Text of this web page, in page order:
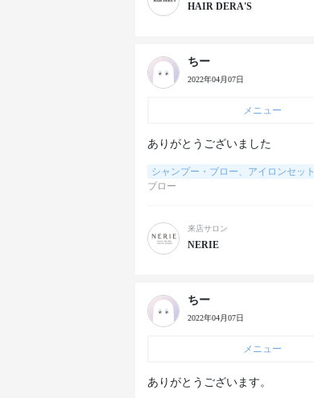
HAIR DERA'S
ちー
2022年04月07日
メニュー
ありがとうございました
シャンプー・ブロー、アイロンセット
ブロー
来店サロン
NERIE
ちー
2022年04月07日
メニュー
ありがとうございます。